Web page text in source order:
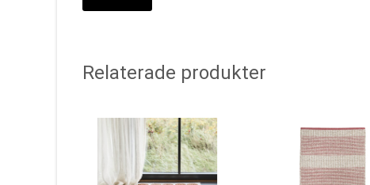
Relaterade produkter